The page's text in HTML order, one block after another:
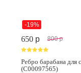
-19%
650 p 800 p
Ребро барабана
(C00097565)